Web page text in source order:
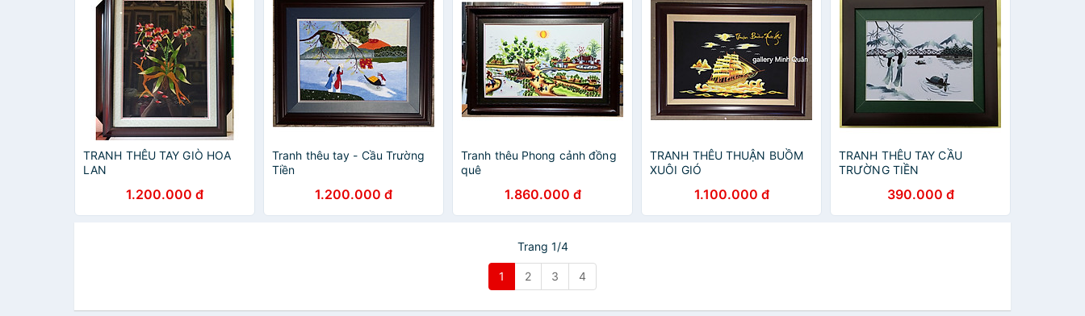
TRANH THÊU TAY GIÒ HOA
LAN
1.200.000 đ
Tranh thêu tay - Cầu Trường
Tiền
1.200.000 đ
Tranh thêu Phong cảnh đồng
quê
1.860.000 đ
TRANH THÊU THUẬN BUỒM
XUÔI GIÓ
1.100.000 đ
TRANH THÊU TAY CẦU
TRƯỜNG TIỀN
390.000 đ
Trang 1/4
1 2 3 4